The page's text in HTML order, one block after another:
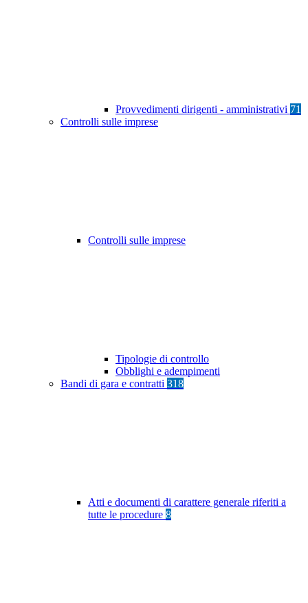
Provvedimenti dirigenti - amministrativi 71
Controlli sulle imprese
Controlli sulle imprese
Tipologie di controllo
Obblighi e adempimenti
Bandi di gara e contratti 318
Atti e documenti di carattere generale riferiti a
tutte le procedure 8